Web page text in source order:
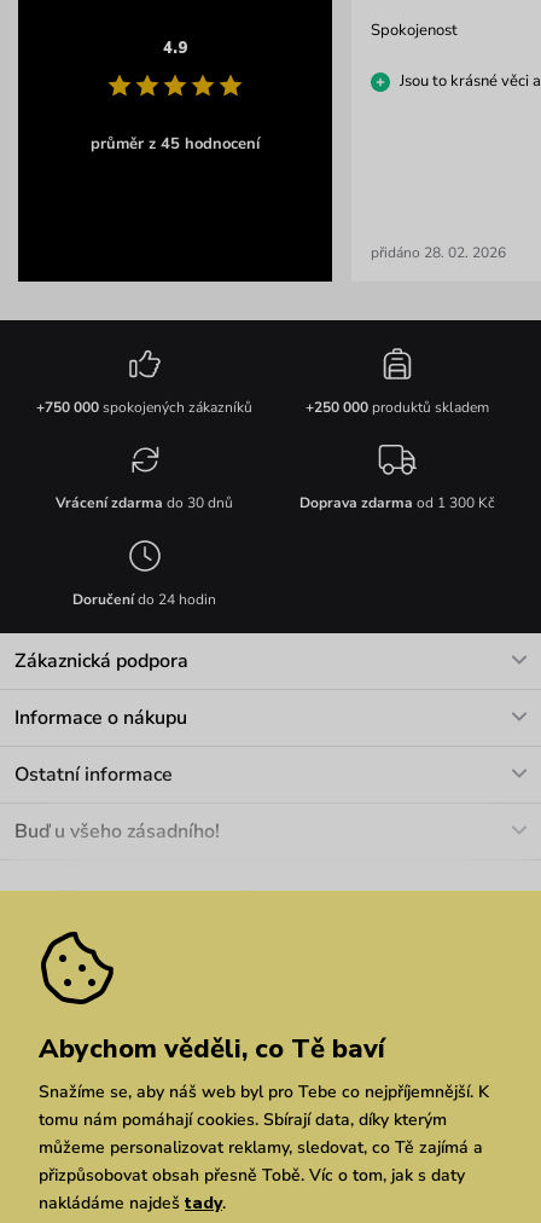
4.9
průměr z 45 hodnocení
Spokojenost
Jsou to krásné věci
přidáno 28. 02. 2026
+750 000spokojených zákazníků +250 000produktů skladem
Vrácení zdarma do 30 dnů Doprava zdarma od 1 300 Kč
Doručenído 24 hodin
Zákaznická podpora
Informace o nákupu
Materiály a údržba
Pozáruční opravy
Ostatní informace
Velkoobchod
We Care
Dárkové poukazy
Vuchlook
Prodejny
Praha Brno Chrudim
Buď u všeho zásadního!
Zásady ochrany osobních údajů
Abychom věděli, co Tě baví
Snažíme se, aby náš web byl pro Tebe co nejpříjemnější. K
tomu nám pomáhají cookies. Sbírají data, díky kterým
můžeme personalizovat reklamy, sledovat, co Tě zajímá a
přizpůsobovat obsah přesně Tobě. Víc o tom, jak s daty
nakládáme najdeš tady.